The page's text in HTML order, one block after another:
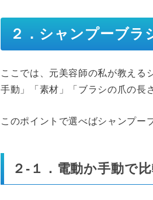
２．シャンプーブラ
ここでは、元美容師の私が教える
手動」「素材」「ブラシの爪の長
このポイントで選べばシャンプー
２-１．電動か手動で